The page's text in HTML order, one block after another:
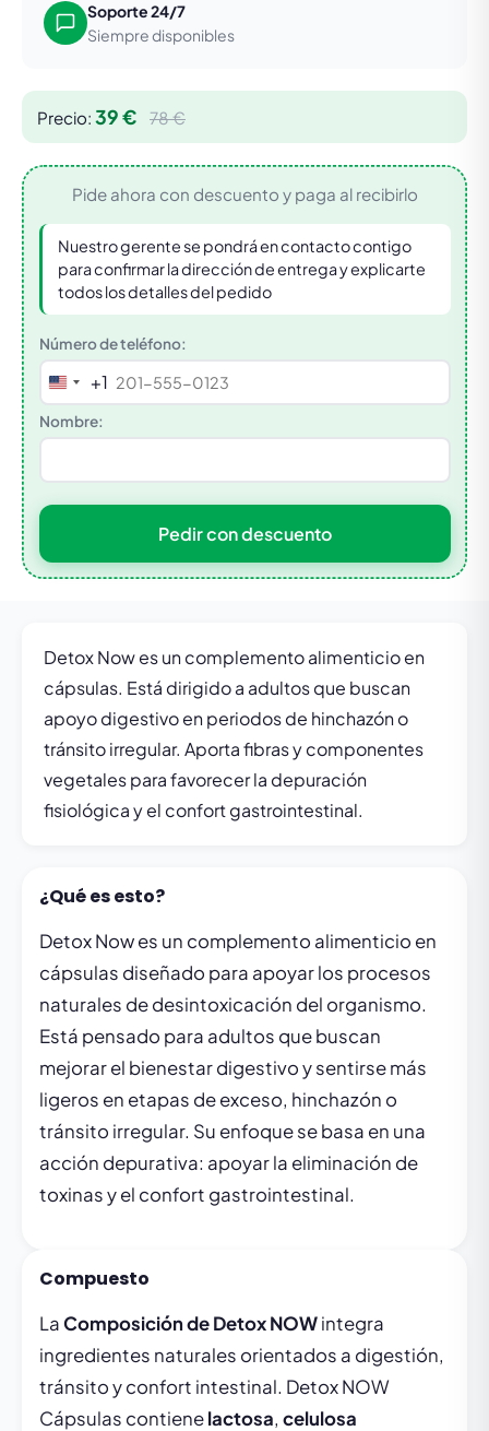
Soporte 24/7
Siempre disponibles
Precio: 39 € 78 €
Pide ahora con descuento y paga al recibirlo
Nuestro gerente se pondrá en contacto contigo
para confirmar la dirección de entrega y explicarte
todos los detalles del pedido
Número de teléfono:
United
States
+1
+1
Nombre:
Pedir con descuento
Detox Now es un complemento alimenticio en
cápsulas. Está dirigido a adultos que buscan
apoyo digestivo en periodos de hinchazón o
tránsito irregular. Aporta fibras y componentes
vegetales para favorecer la depuración
fisiológica y el confort gastrointestinal.
¿Qué es esto?
Detox Now es un complemento alimenticio en
cápsulas diseñado para apoyar los procesos
naturales de desintoxicación del organismo.
Está pensado para adultos que buscan
mejorar el bienestar digestivo y sentirse más
ligeros en etapas de exceso, hinchazón o
tránsito irregular. Su enfoque se basa en una
acción depurativa: apoyar la eliminación de
toxinas y el confort gastrointestinal.
Compuesto
LaComposición de Detox NOWintegra
ingredientes naturales orientados a digestión,
tránsito y confort intestinal. Detox NOW
Cápsulas contienelactosa, celulosa